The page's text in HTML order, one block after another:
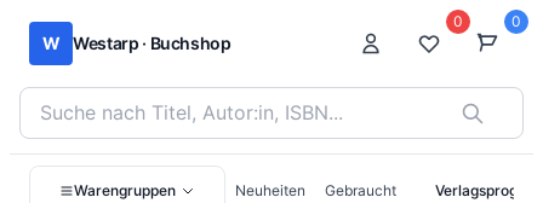
W Westarp · Buchshop
Bücher suchen nach Titel, Autor:in oder ISBN
0 0
Warengruppen Neuheiten Gebraucht